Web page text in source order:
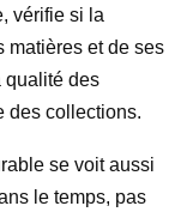
vérifie si la
matières et de ses
qualité des
des collections.
se voit aussi
le temps, pas